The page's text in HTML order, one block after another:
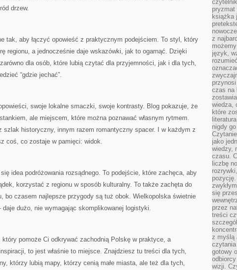
drzew.
tak, aby łączyć opowieść z praktycznym podejściem. To styl, który
regionu, a jednocześnie daje wskazówki, jak to ogarnąć. Dzięki
dla osób, które lubią czytać dla przyjemności, jak i dla tych,
“gdzie jechać”.
swoje lokalne smaczki, swoje kontrasty. Blog pokazuje, że
ale miejscem, które można poznawać własnym rytmem.
szlak historyczny, innym razem romantyczny spacer. I w każdym z
coś, co zostaje w pamięci: widok.
idea podróżowania rozsądnego. To podejście, które zachęca, aby
korzystać z regionu w sposób kulturalny. To także zachęta do
bo czasem najlepsze przygody są tuż obok. Wielkopolska świetnie
dużo, nie wymagając skomplikowanej logistyki.
pomoże Ci odkrywać zachodnią Polskę w praktyce, a
to jest właśnie to miejsce. Znajdziesz tu treści dla tych,
którzy lubią mapy, którzy cenią małe miasta, ale też dla tych,
pryzmat
książka
z
język,
czas na
wiedza,
które
nigdy
jako
wiedzy,
czasu.
liczbę
się
przez
treści
z myślą
gotowy
wizji.